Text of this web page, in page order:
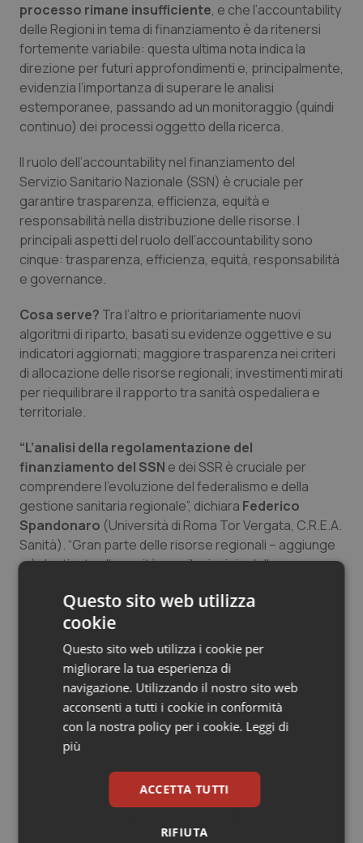
processo rimane insufficiente, e che l’accountability
delle Regioni in tema di finanziamento è da ritenersi
fortemente variabile: questa ultima nota indica la
direzione per futuri approfondimenti e, principalmente,
evidenzia l’importanza di superare le analisi
estemporanee, passando ad un monitoraggio (quindi
continuo) dei processi oggetto della ricerca.
Il ruolo dell’accountability nel finanziamento del
Servizio Sanitario Nazionale (SSN) è cruciale per
garantire trasparenza, efficienza, equità e
responsabilità nella distribuzione delle risorse. I
principali aspetti del ruolo dell’accountability sono
cinque: trasparenza, efficienza, equità, responsabilità
e governance.
Cosa serve? Tra l’altro e prioritariamente nuovi
algoritmi di riparto, basati su evidenze oggettive e su
indicatori aggiornati; maggiore trasparenza nei criteri
di allocazione delle risorse regionali; investimenti mirati
per riequilibrare il rapporto tra sanità ospedaliera e
territoriale.
“L’analisi della regolamentazione del
finanziamento del SSN e dei SSR è cruciale per
comprendere l’evoluzione del federalismo e della
gestione sanitaria regionale”, dichiara Federico
Spandonaro (Università di Roma Tor Vergata, C.R.E.A.
Sanità). “Gran parte delle risorse regionali – aggiunge
– è destinata alla sanità, con il principio della
rafforzato la responsabilizzazione finanziaria e la
garanzia dei LEA. L’analisi del finanziamento è
complessa e spesso carente a livello regionale,
nonostante le scelte di allocazione abbiano un impatto
strategico su equità ed efficienza. L’aggiornamento di
una ricerca condotta la prima volta nel 2015, si è reso
necessario anche a causa di modifiche normative,
come il D.Lgs. 68/2011 sul fabbisogno sanitario e il
D.Lgs. 118/2011 sulla Gestione Sanitaria Accentrata
(GSA), che ha formalizzato l’accentramento delle
Inoltre, spiega Spandonaro, “la creazione delle
Questo sito web utilizza
cookie
Questo sito web utilizza i cookie per
migliorare la tua esperienza di
navigazione. Utilizzando il nostro sito web
acconsenti a tutti i cookie in conformità
con la nostra policy per i cookie. Leggi di
più
ACCETTA TUTTI
RIFIUTA